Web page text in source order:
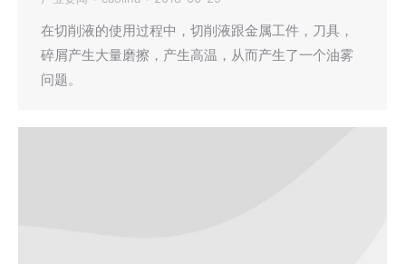
在切削液的使用过程中，切削液跟金属工件，刀具，
碎屑产生大量磨擦，产生高温，从而产生了一个油雾
问题。